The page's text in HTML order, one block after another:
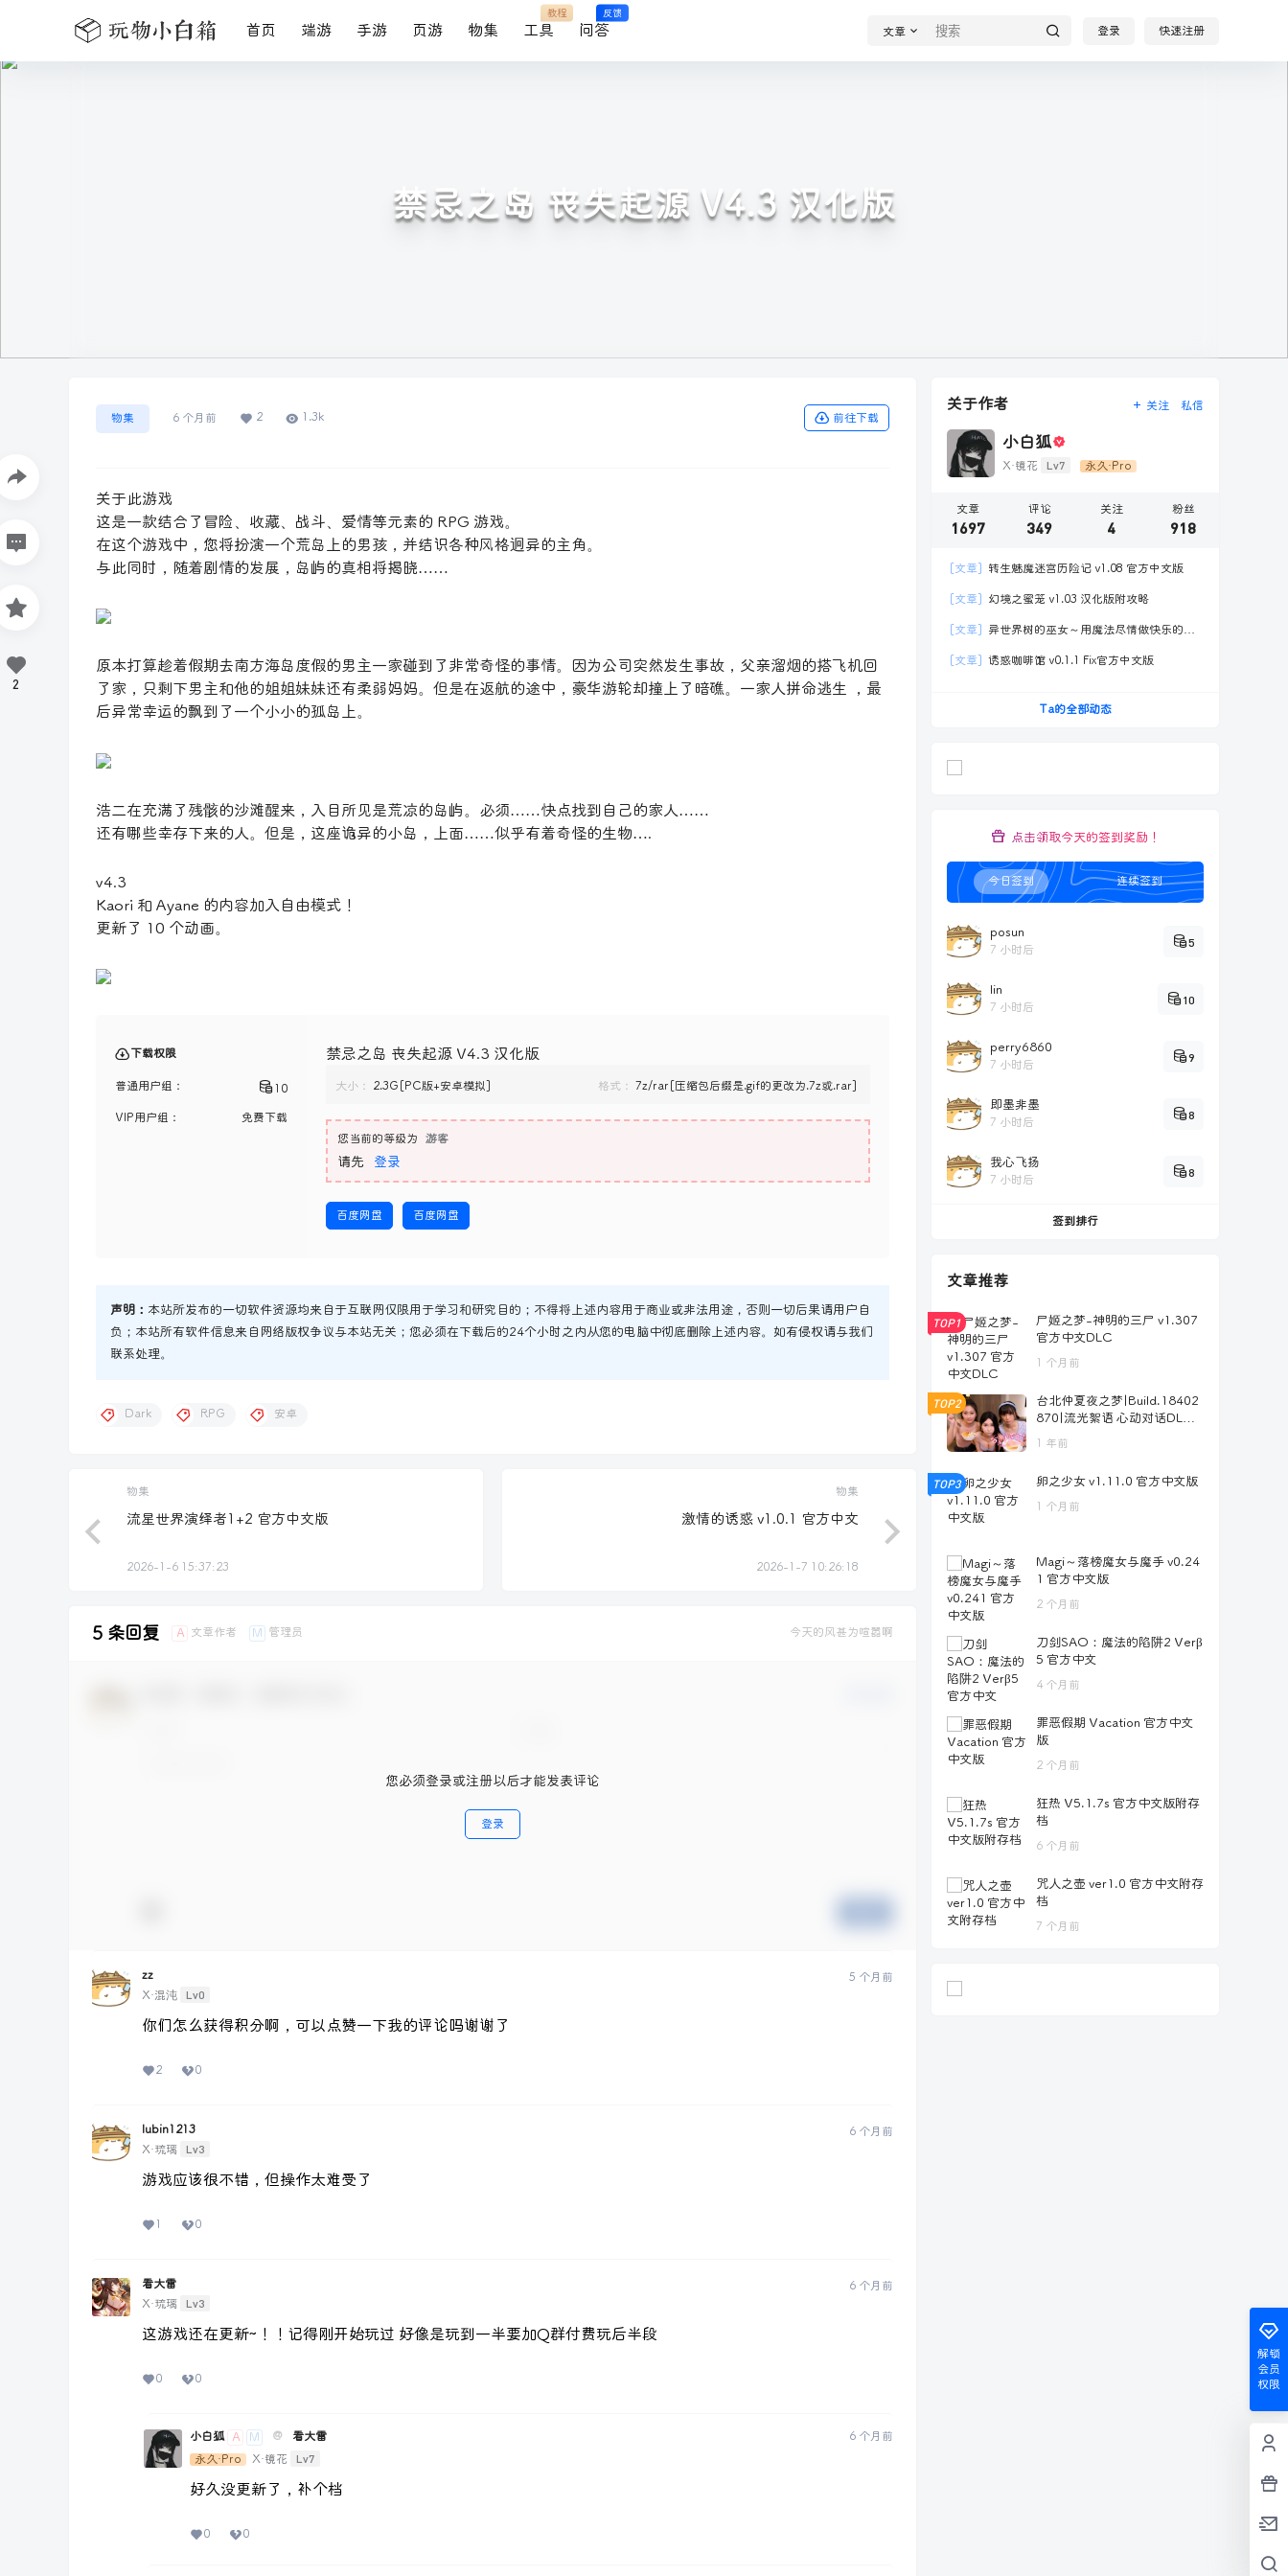
首页 端游 手游 页游 物集 工具
教程
问答
反馈
文章 登录 快速注册
禁忌之岛 丧失起源 V4.3 汉化版
物集 6 个月前 2 1.3k 前往下载
关于此游戏
这是一款结合了冒险、收藏、战斗、爱情等元素的 RPG 游戏。
在这个游戏中，您将扮演一个荒岛上的男孩，并结识各种风格迥异的主角。
与此同时，随着剧情的发展，岛屿的真相将揭晓……
原本打算趁着假期去南方海岛度假的男主一家碰到了非常奇怪的事情。因为公司突然发生事故，父亲溜烟的搭飞机回
了家，只剩下男主和他的姐姐妹妹还有柔弱妈妈。但是在返航的途中，豪华游轮却撞上了暗礁。一家人拼命逃生 ，最
后异常幸运的飘到了一个小小的孤岛上。
浩二在充满了残骸的沙滩醒来，入目所见是荒凉的岛屿。必须……快点找到自己的家人……
还有哪些幸存下来的人。但是，这座诡异的小岛，上面……似乎有着奇怪的生物….
v4.3
Kaori 和 Ayane 的内容加入自由模式！
更新了 10 个动画。
下载权限
普通用户组： 10
VIP用户组： 免费下载
禁忌之岛 丧失起源 V4.3 汉化版
大小： 2.3G[PC版+安卓模拟] 格式： 7z/rar[压缩包后缀是.gif的更改为.7z或.rar]
您当前的等级为 游客
请先 登录
百度网盘 百度网盘
声明： 本站所发布的一切软件资源均来自于互联网仅限用于学习和研究目的；不得将上述内容用于商业或非法用途，否则一切后果请用户自
负；本站所有软件信息来自网络版权争议与本站无关；您必须在下载后的24个小时之内从您的电脑中彻底删除上述内容。如有侵权请与我们
联系处理。
2
Dark RPG 安卓
物集
流星世界演绎者1+2 官方中文版
2026-1-6 15:37:23
物集
激情的诱惑 v1.0.1 官方中文
2026-1-7 10:26:18
5 条回复 A 文章作者 M 管理员 今天的风甚为喧嚣啊
您必须登录或注册以后才能发表评论
登录
zz
X·混沌
Lv0
5 个月前
你们怎么获得积分啊，可以点赞一下我的评论吗谢谢了
2 0
lubin1213
X·琉璃
Lv3
6 个月前
游戏应该很不错，但操作太难受了
1 0
看大雷
X·琉璃
Lv3
6 个月前
这游戏还在更新~！！记得刚开始玩过 好像是玩到一半要加Q群付费玩后半段
0 0
小白狐 A M @
看大雷
永久·Pro
X·镜花 Lv7
6 个月前
好久没更新了，补个档
0 0
关于作者 关注 私信
小白狐
X·镜花 Lv7 永久·Pro
文章
1697
评论
349
关注
4
粉丝
918
[文章] 转生魅魔迷宫历险记 v1.08 官方中文版
[文章] 幻境之蜜笼 v1.03 汉化版附攻略
[文章]
异世界树的巫女～用魔法尽情做快乐的事
[文章]
诱惑咖啡馆 v0.1.1 Fix官方中文版
Ta的全部动态
点击领取今天的签到奖励！
今日签到 连续签到
posun
7 小时后
5
lin
7 小时后
10
perry6860
7 小时后
9
即墨非墨
7 小时后
8
我心飞扬
7 小时后
8
签到排行
文章推荐
TOP1
尸姬之梦-神明的三尸 v1.307
官方中文DLC
1 个月前
TOP2
台北仲夏夜之梦|Build.18402
870|流光絮语 心动对话DLC
心潮微澜 |全DLC 国语中字
1 年前
TOP3 卵之少女 v1.11.0 官方中文版
1 个月前
Magi～落榜魔女与魔手 v0.24
1 官方中文版
2 个月前
刀剑SAO：魔法的陷阱2 Verβ
5 官方中文
4 个月前
罪恶假期 Vacation 官方中文
版
2 个月前
狂热 V5.1.7s 官方中文版附存
档
6 个月前
咒人之壶 ver1.0 官方中文附存
档
7 个月前
解锁
会员
权限